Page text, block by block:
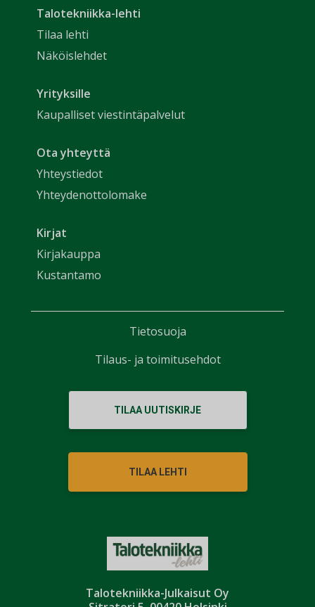
Talotekniikka-Julkaisut Oy
Talotekniikka-lehti
Tilaa lehti
Näköislehdet
Yrityksille
Kaupalliset viestintäpalvelut
Ota yhteyttä
Yhteystiedot
Yhteydenottolomake
Kirjat
Kirjakauppa
Kustantamo
TILAA UUTISKIRJE
TILAA LEHTI
Tietosuoja
Tilaus- ja toimitusehdot